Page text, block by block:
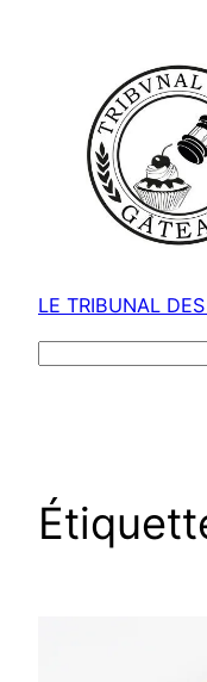
LE TRIBUNAL